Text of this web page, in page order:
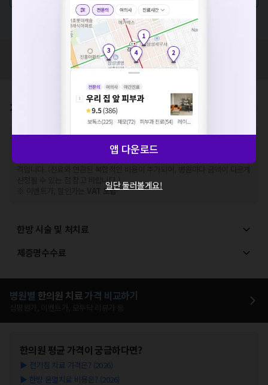
혹은, 의료상담 서비스에 다양한 게시글 보러가기
혹시 잘못된 병원정보가 있나요?
모두닥 팀에 알려주세요!
가격표 비급여/급여 진료란?
※비급여 항목의 경우,추가비용 등으로 실제 가격과 상이할 수 있으니, 정확
한 가격은 해당 의료기관에 직접 문의해주세요.
건강보험심사평가원
산정될 수 있는 점 참고 바랍니다.)
VAT 포함
한방 시술 및 처치료
제증명수수료
병원별 한의원 치료가격 비교하기
한의원 평균 가격이 궁금하다면?
▶ 전기침 치료 가격은? (2026)
▶ 한방 온열치료 비용은? (2026)
요청하신 작업을 처리하지 못했습니다.
네트워크 또는 서버의 일시적인 오류로, 잠시 후 다시 시도해주
세요. 지속적으로 문제가 발생할 경우 모두닥 채널톡으로 문의
앱 다운로드
일단 둘러볼게요!